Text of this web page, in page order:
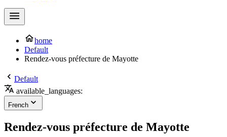
home
Default
Rendez-vous préfecture de Mayotte
Default
available_languages:
French
Rendez-vous préfecture de Mayotte